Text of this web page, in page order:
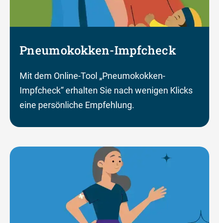
Pneumokokken-Impfcheck
Mit dem Online-Tool „Pneumokokken-
Impfcheck“ erhalten Sie nach wenigen Klicks
eine persönliche Empfehlung.